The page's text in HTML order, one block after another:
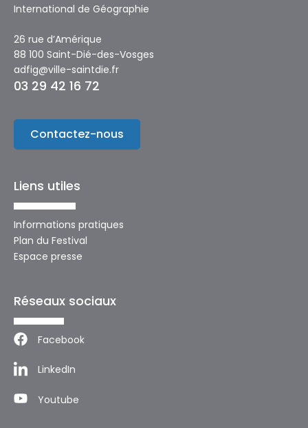
International de Géographie
26 rue d’Amérique
88 100 Saint-Dié-des-Vosges
adfig@ville-saintdie.fr
03 29 42 16 72
Contactez-nous
Liens utiles
Informations pratiques
Plan du Festival
Espace presse
Réseaux sociaux
Facebook
LinkedIn
Youtube